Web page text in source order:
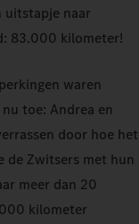
uitstapje naar
83.000 kilometer!
waren
toe: Andrea en
door hoe het
de Zwitsers met hun
meer dan 20
kilometer